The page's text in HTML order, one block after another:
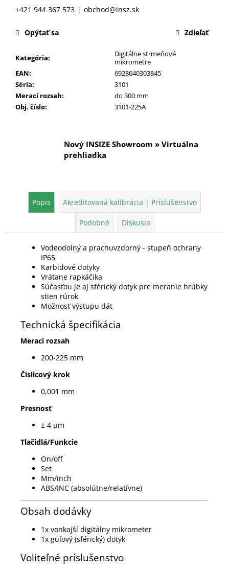
+421 944 367 573
obchod@insz.sk
Kategória:
Digitálne strmeňové
mikrometre
EAN:
6928640303845
Séria:
3101
Merací rozsah:
do 300 mm
Obj. číslo: 3101-225A
Opýtať sa Zdieľať
Nový INSIZE Showroom » Virtuálna
prehliadka
Popis Akreditovaná kalibrácia | Príslušenstvo
Podobné Diskusia
Vodeodolný a prachuvzdorný - stupeň ochrany
IP65
Karbidové dotyky
Vrátane rapkáčika
Súčasťou je aj sférický dotyk pre meranie hrúbky
stien rúrok
Možnosť výstupu dát
Technická špecifikácia
Merací rozsah
200-225 mm
Číslicový krok
0,001 mm
Presnosť
± 4 µm
Tlačidlá/Funkcie
On/off
Set
Mm/inch
ABS/INC (absolútne/relatívne)
Obsah dodávky
1x vonkajší digitálny mikrometer
1x guľový (sférický) dotyk
Voliteľné príslušenstvo